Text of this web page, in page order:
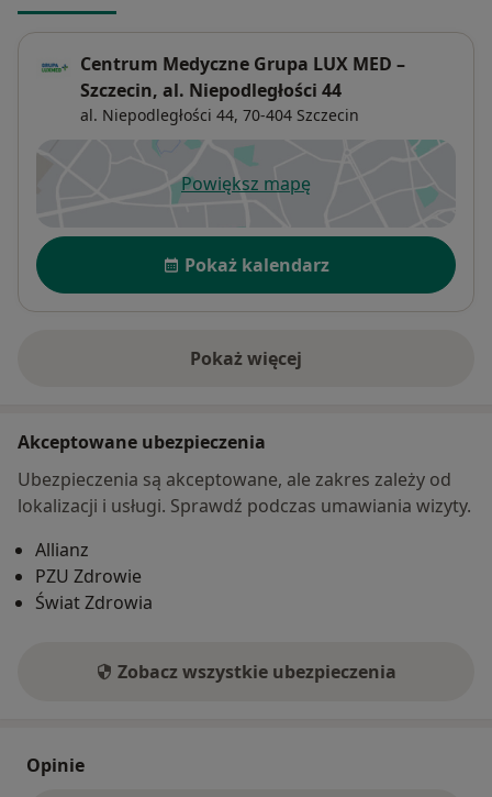
Centrum Medyczne Grupa LUX MED –
Szczecin, al. Niepodległości 44
al. Niepodległości 44, 70-404 Szczecin
Powiększ mapęotwiera się w nowej karcie
Dostępność
Pokaż kalendarz
Pokaż więcej
o adresie
Akceptowane ubezpieczenia
Ubezpieczenia są akceptowane, ale zakres zależy od
lokalizacji i usługi. Sprawdź podczas umawiania wizyty.
Allianz
PZU Zdrowie
Świat Zdrowia
Zobacz wszystkie ubezpieczenia
Opinie